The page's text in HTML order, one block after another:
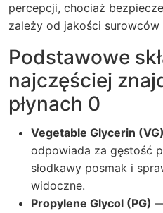
percepcji, chociaż
zależy od jakości
Podstawowe
najczęściej
płynach 0
Vegetable Glycerin (VG)
odpowiada za gęstość
słodkawy posmak i
widoczne.
Propylene Glycol (PG)